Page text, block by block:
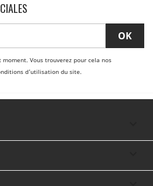
Vous trouverez pour cela nos
d'utilisation du site.